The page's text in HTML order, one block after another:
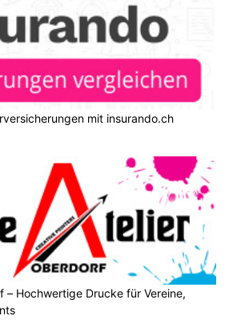
mit insurando.ch
– Hochwertige Drucke für Vereine,